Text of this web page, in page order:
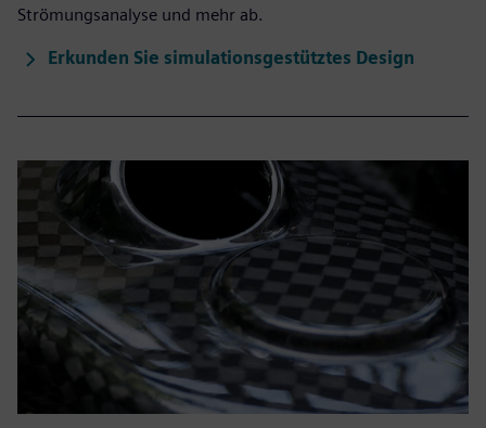
Strömungsanalyse und mehr ab.
Erkunden Sie simulationsgestütztes Design